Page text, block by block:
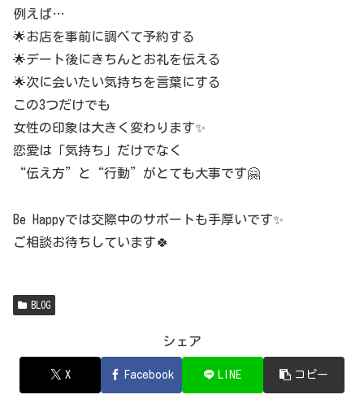
例えば…
🌟お店を事前に調べて予約する
🌟デート後にきちんとお礼を伝える
🌟次に会いたい気持ちを言葉にする
この3つだけでも
女性の印象は大きく変わります✨
恋愛は「気持ち」だけでなく
“伝え方”と“行動”がとても大事です🤗
Be Happyでは交際中のサポートも手厚いです✨
ご相談お待ちしています🍀
BLOG
シェア
X Facebook LINE コピー